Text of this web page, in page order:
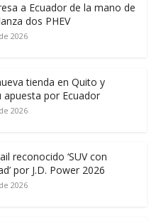
a Ecuador de la mano de
dos PHEV
2026
tienda en Quito y
apuesta por Ecuador
2026
reconocido ‘SUV con
por J.D. Power 2026
2026